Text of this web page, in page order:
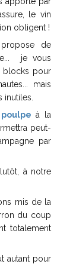
le vin
obligent !
de
je vous
blocks pour
mais
inutiles.
à la
peut-
par
à notre
mis de la
du coup
totalement
autant pour